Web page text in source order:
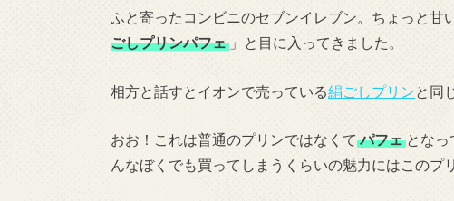
ふと寄ったコンビニのセブンイレブン。ちょっと甘
ごしプリンパフェ 」と目に入ってきました。
相方と話すとイオンで売っている絹ごしプリン と同
おお！これは普通のプリンではなくて パフェ とな
んなぼくでも買ってしまうくらいの魅力にはこのプ